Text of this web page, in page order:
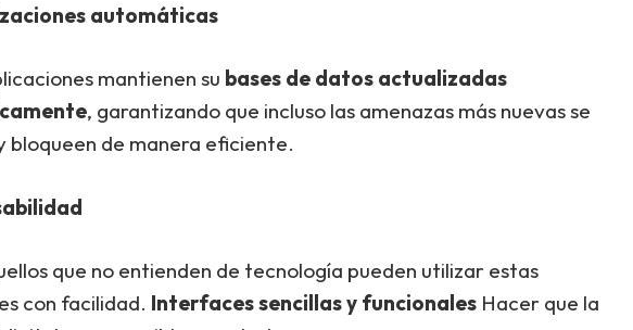
automáticas
mantienen su bases de datos actualizadas
, garantizando que incluso las amenazas más nuevas se
bloqueen de manera eficiente.
que no entienden de tecnología pueden utilizar estas
con facilidad. Interfaces sencillas y funcionales Hacer que la